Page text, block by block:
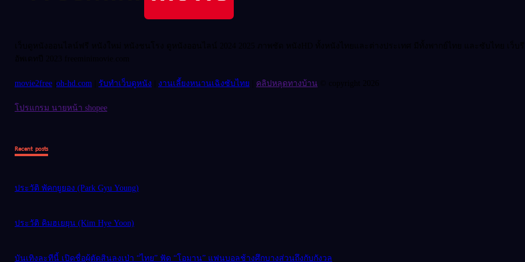
movie2free oh-hd.com รับทำเว็บดูหนัง งานเลี้ยงหนานเฉิงซับไทย คลิปหลุดทางบ้าน
โปรแกรม นายหน้า shopee
Recent posts
ประวัติ พัคกยูยอง (Park Gyu Young)
ประวัติ คิมฮเยยุน (Kim Hye Yoon)
บันเทิงละทีนี้ เปิดชื่อผู้ตัดสินลงเป่า “ไทย” ฟัด “โอมาน” แฟนบอลช้างศึกบางส่วนถึงกับกังวล